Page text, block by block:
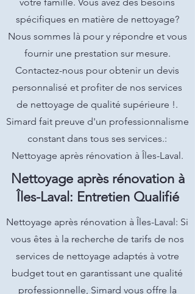
spécifiques en matière de nettoyage?
Nous sommes là pour y répondre et vous
fournir une prestation sur mesure.
Contactez-nous pour obtenir un devis
personnalisé et profiter de nos services
de nettoyage de qualité supérieure !.
Simard fait preuve d'un professionnalisme
constant dans tous ses services.:
Nettoyage après rénovation à Îles-Laval.
Nettoyage après rénovation à
Îles-Laval: Entretien Qualifié
Nettoyage après rénovation à Îles-Laval: Si
vous êtes à la recherche de tarifs de nos
services de nettoyage adaptés à votre
budget tout en garantissant une qualité
professionnelle, Simard vous offre la